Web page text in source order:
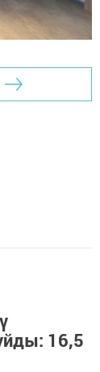
16,5